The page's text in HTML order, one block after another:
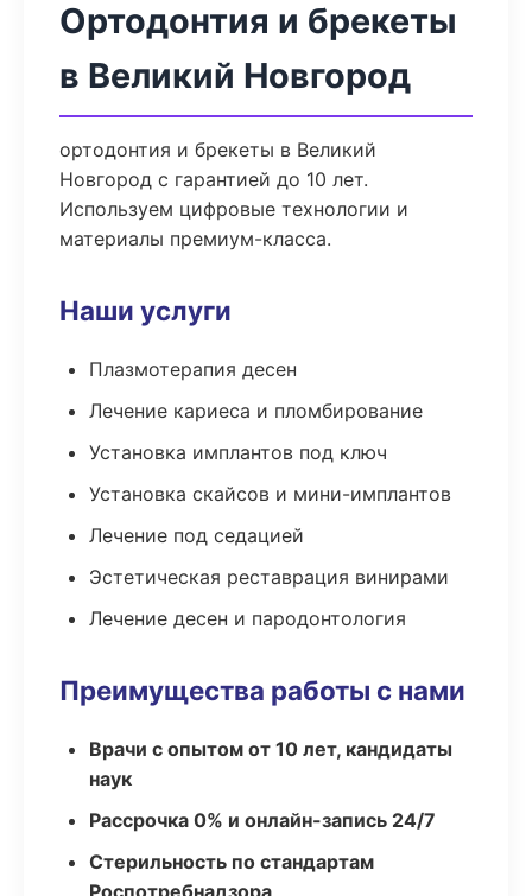
Ортодонтия и брекеты
в Великий Новгород
ортодонтия и брекеты в Великий
Новгород с гарантией до 10 лет.
Используем цифровые технологии и
материалы премиум-класса.
Наши услуги
Плазмотерапия десен
Лечение кариеса и пломбирование
Установка имплантов под ключ
Установка скайсов и мини-имплантов
Лечение под седацией
Эстетическая реставрация винирами
Лечение десен и пародонтология
Преимущества работы с нами
Врачи с опытом от 10 лет, кандидаты
наук
Рассрочка 0% и онлайн-запись 24/7
Стерильность по стандартам
Роспотребнадзора